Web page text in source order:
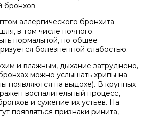
бронхов.
аллергического бронхита —
в том числе ночного.
нормальной, но общее
болезненной слабостью.
и влажным, дыхание затруднено,
можно услышать хрипы на
появляются на выдохе). В крупных
воспалительный процесс,
и сужение их устьев. На
появляться признаки ринита,